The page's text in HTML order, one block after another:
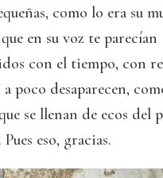
como lo era su
en su voz te parecían
con el tiempo, con
poco desaparecen,
se llenan de ecos del
eso, gracias.